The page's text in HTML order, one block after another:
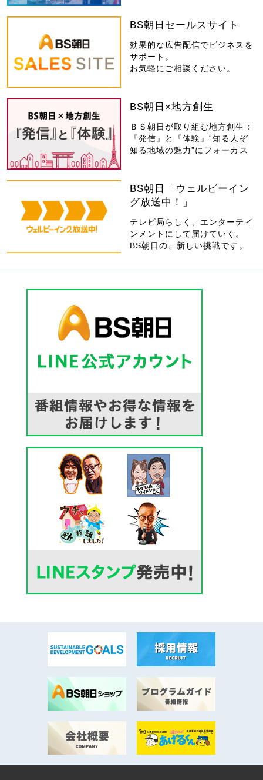
BS朝日セールスサイト
効果的な広告配信でビジネスを
サポート。
お気軽にご相談ください。
BS朝日×地方創生
ＢＳ朝日が取り組む地方創生：
『発信』と『体験』“知る人ぞ
知る地域の魅力”にフォーカス
BS朝日「ウェルビーイン
グ放送中！」
テレビ局らしく、エンターテイ
ンメントにして届けていく。
BS朝日の、新しい挑戦です。